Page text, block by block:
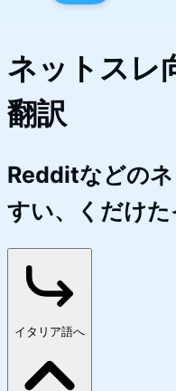
ネットスレ
翻訳
Redditなどの
すい、くだけた
イタリア語へ